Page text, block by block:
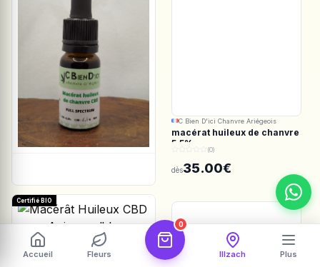
C Bien D'ici Chanvre Ariégeois
macérat huileux de chanvre
5.5%
(0)
dès35.00€
Certifié BIO
Les Botanistes en Herbe
Macérât Huileux CBD pour
Accueil Fleurs
0
Illzach Plus